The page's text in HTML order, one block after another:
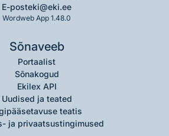
E-posteki@eki.ee
Wordweb App 1.48.0
Sõnaveeb
Portaalist
Sõnakogud
Ekilex API
Uudised ja teated
teatis
ja privaatsustingimused